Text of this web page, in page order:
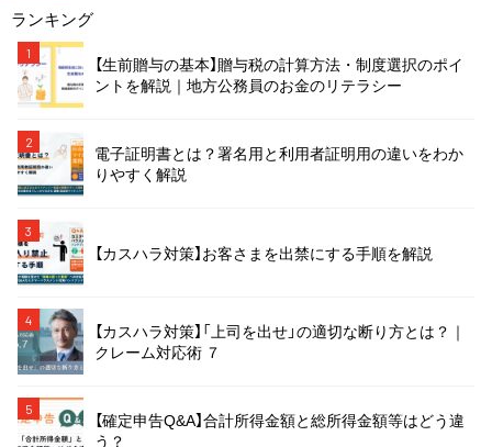
ランキング
1
【生前贈与の基本】贈与税の計算方法・制度選択のポイ
ントを解説｜地方公務員のお金のリテラシー
2
電子証明書とは？署名用と利用者証明用の違いをわか
りやすく解説
3
【カスハラ対策】お客さまを出禁にする手順を解説
4
【カスハラ対策】「上司を出せ」の適切な断り方とは？｜
クレーム対応術 ７
5
【確定申告Q&A】合計所得金額と総所得金額等はどう違
う？